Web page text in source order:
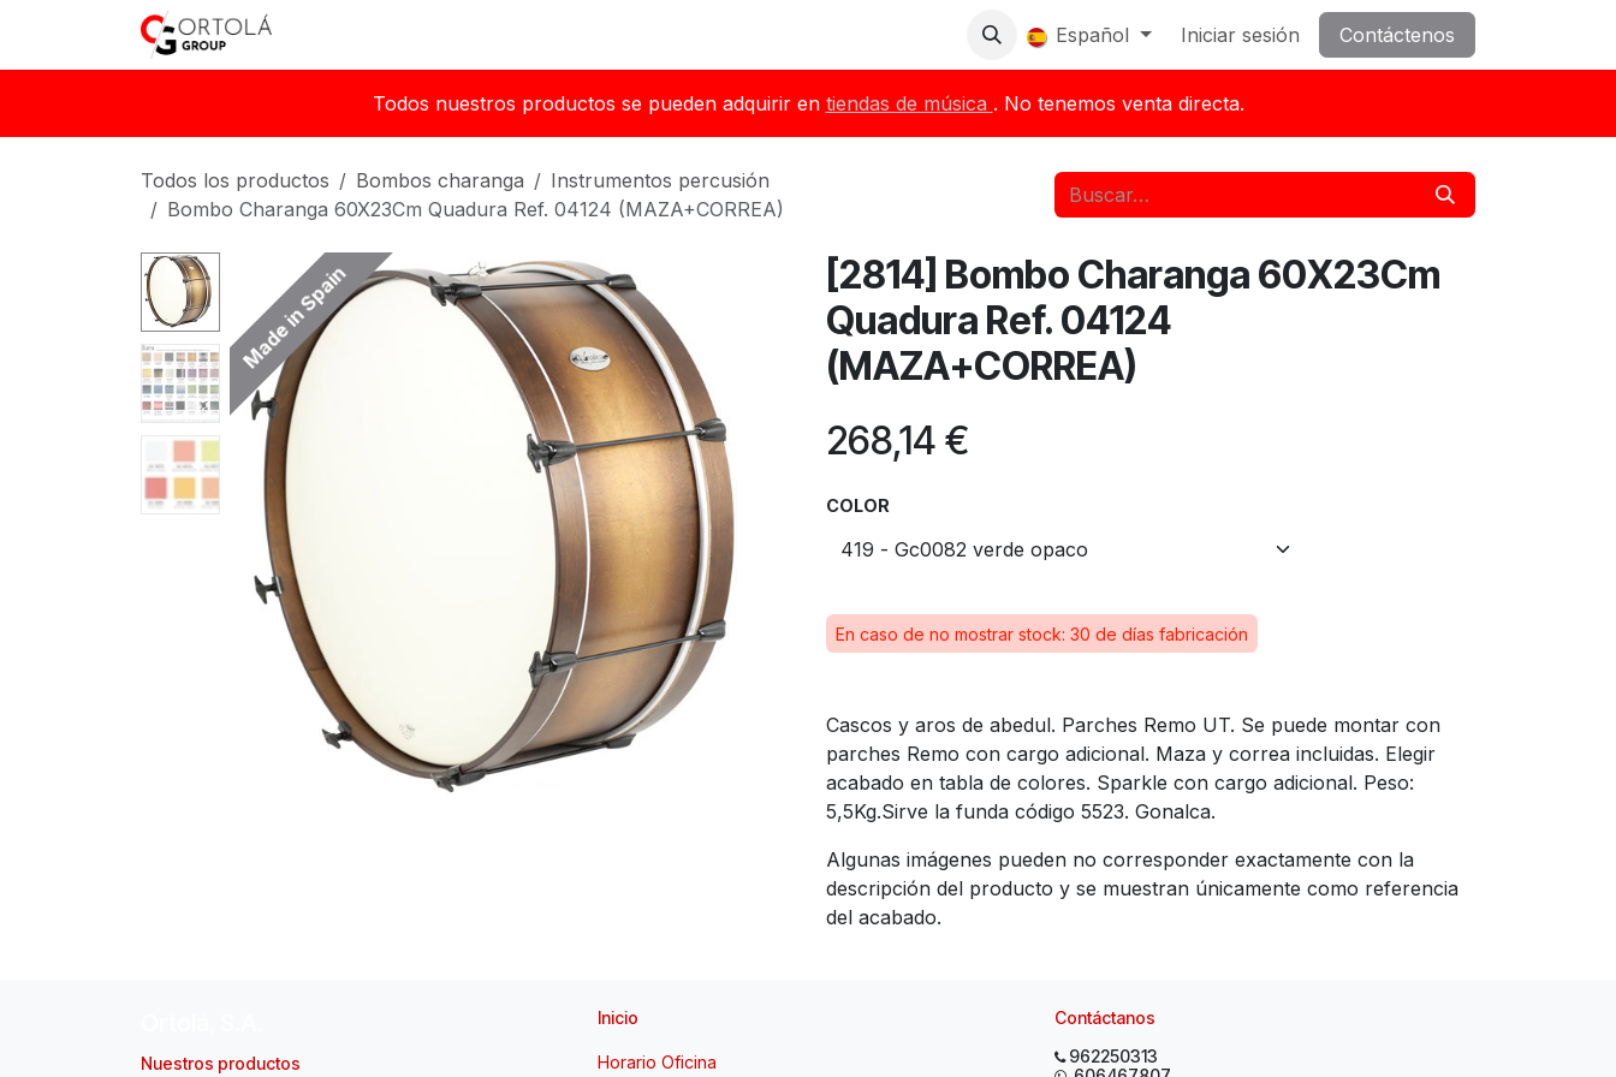
Español Iniciar sesión Contáctenos
Todos nuestros productos se pueden adquirir en tiendas de música . No tenemos venta directa.
Todos los productos Bombos charanga
Instrumentos percusión
Bombo Charanga 60X23Cm Quadura Ref. 04124 (MAZA+CORREA)
Made in Spain
[2814] Bombo Charanga 60X23Cm
Quadura Ref. 04124
(MAZA+CORREA)
268,14 €
COLOR
En caso de no mostrar stock: 30 de días fabricación
Cascos y aros de abedul. Parches Remo UT. Se puede montar con
parches Remo con cargo adicional. Maza y correa incluidas. Elegir
acabado en tabla de colores. Sparkle con cargo adicional. Peso:
5,5Kg.Sirve la funda código 5523. Gonalca.
Algunas imágenes pueden no corresponder exactamente con la
descripción del producto y se muestran únicamente como referencia
del acabado.
Nuestros productos
Inicio
Horario Oficina
Contáctanos
962250313